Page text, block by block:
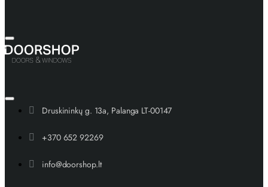
Druskininkų g. 13a, Palanga LT-00147
+370 652 92269
info@doorshop.lt